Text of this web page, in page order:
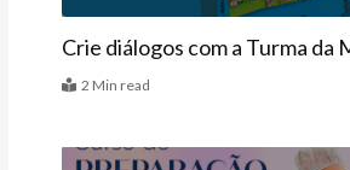
Crie diálogos com a Turma da
2 Min read